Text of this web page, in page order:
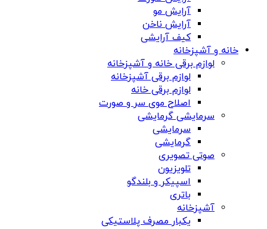
آرایش مو
آرایش ناخن
کیف آرایشی
خانه و آشپزخانه
لوازم برقی خانه و آشپزخانه
لوازم برقی آشپزخانه
لوازم برقی خانه
اصلاح موی سر و صورت
سرمایشی گرمایشی
سرمایشی
گرمایشی
صوتی تصویری
تلویزیون
اسپیکر و بلندگو
باتری
آشپزخانه
یکبار مصرف پلاستیکی